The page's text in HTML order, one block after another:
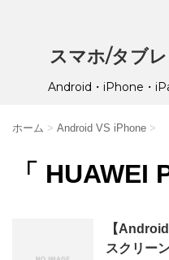
スマホ/タブ
Android・iPhone・
ホーム > Android VS iPhone >
「 HUAWEI
【
スクリー